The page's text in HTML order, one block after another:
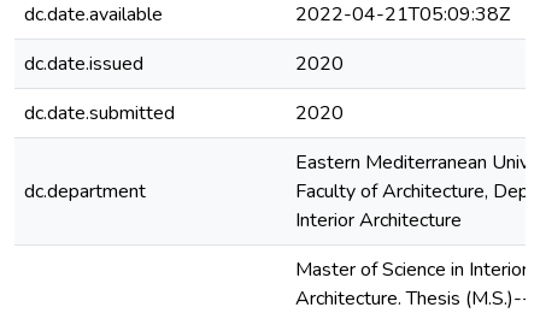
dc.date.available
2022-04-21T05:09:38Z
dc.date.issued
2020
dc.date.submitted
2020
dc.department
Eastern Mediterranean
Faculty of Architecture,
Interior Architecture
Master of Science in Interior
Architecture. Thesis (M.S.)--